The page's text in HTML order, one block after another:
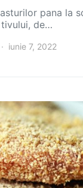
pana la
de…
iunie 7, 2022